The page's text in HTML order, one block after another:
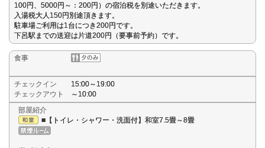
100円、5000円～：200円）の宿泊税を別途いただきます。
入湯税大人150円別途頂きます。
駐車場ご利用は1台につき200円です。
下呂駅までの送迎は片道200円（要事前予約）です。
食事
チェックイン
15:00～19:00
チェックアウト
～10:00
部屋紹介
■【トイレ・シャワー・洗面付】和室7.5畳～8畳